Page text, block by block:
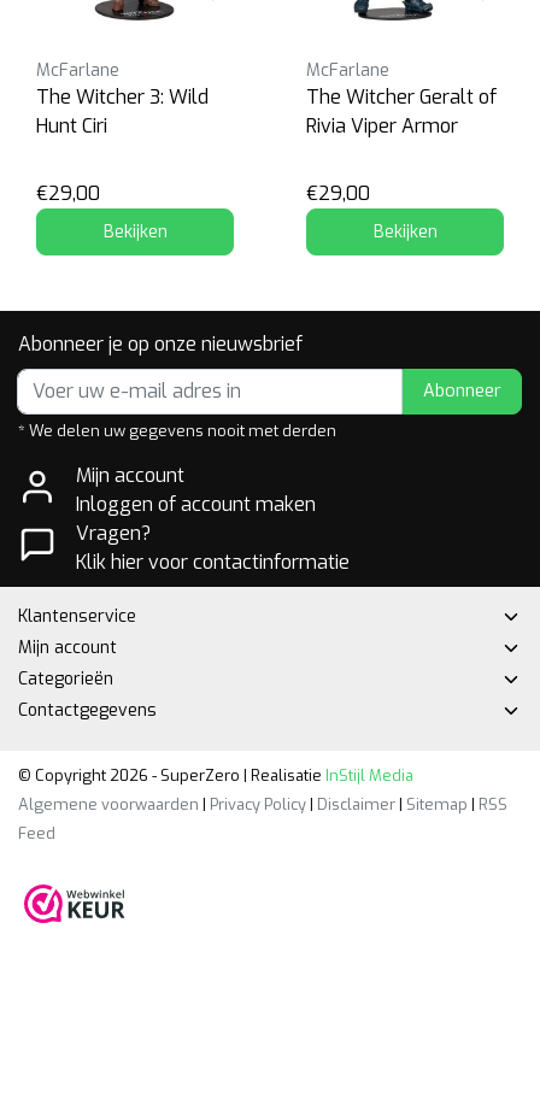
McFarlane
The Witcher 3: Wild
Hunt Ciri
€29,00
Bekijken
McFarlane
The Witcher Geralt of
Rivia Viper Armor
€29,00
Bekijken
Abonneer je op onze nieuwsbrief
Abonneer
* We delen uw gegevens nooit met derden
Mijn account
Inloggen of account maken
Vragen?
Klik hier voor contactinformatie
Klantenservice
Mijn account
Categorieën
Contactgegevens
© Copyright 2026 - SuperZero | Realisatie InStijl Media
Algemene voorwaarden | Privacy Policy| Disclaimer| Sitemap | RSS
Feed